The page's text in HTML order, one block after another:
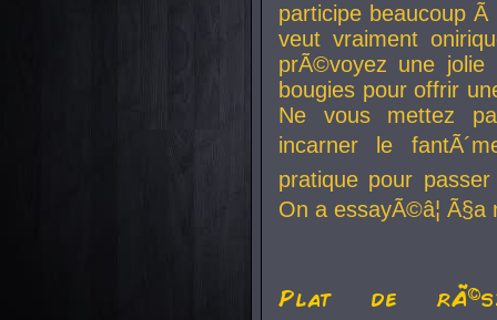
participe beaucoup
veut vraiment
prÃ©voyez une
bougies pour offrir
Ne vous mettez
incarner le
pratique pour
On a essayÃ©â¦
Plat de